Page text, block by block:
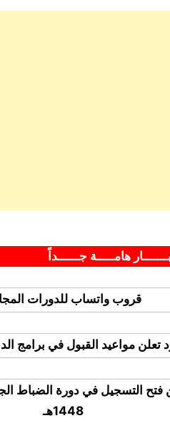
هامـــــة جــــــداً
قروب واتساب للدورات
مواعيد القبول في برامج الدبلوم
فتح التسجيل في دورة الضباط
1448هـ